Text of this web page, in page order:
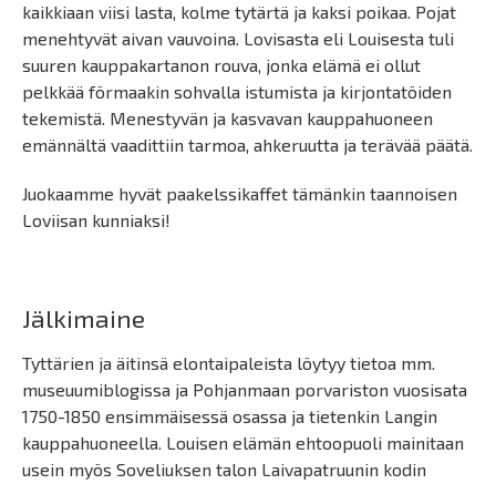
kaikkiaan viisi lasta, kolme tytärtä ja kaksi poikaa. Pojat
menehtyvät aivan vauvoina. Lovisasta eli Louisesta tuli
suuren kauppakartanon rouva, jonka elämä ei ollut
pelkkää förmaakin sohvalla istumista ja kirjontatöiden
tekemistä. Menestyvän ja kasvavan kauppahuoneen
emännältä vaadittiin tarmoa, ahkeruutta ja terävää päätä.
Juokaamme hyvät paakelssikaffet tämänkin taannoisen
Loviisan kunniaksi!
Jälkimaine
Tyttärien ja äitinsä elontaipaleista löytyy tietoa mm.
museuumiblogissa ja Pohjanmaan porvariston vuosisata
1750-1850 ensimmäisessä osassa ja tietenkin Langin
kauppahuoneella. Louisen elämän ehtoopuoli mainitaan
usein myös Soveliuksen talon Laivapatruunin kodin